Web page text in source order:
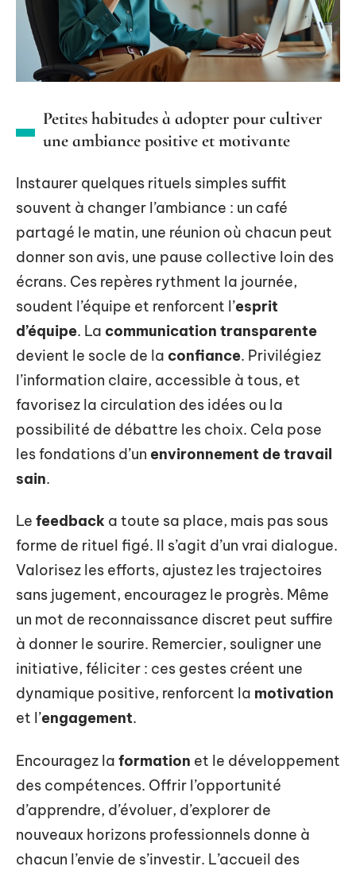
Petites habitudes à adopter pour cultiver
une ambiance positive et motivante
Instaurer quelques rituels simples suffit
souvent à changer l’ambiance : un café
partagé le matin, une réunion où chacun peut
donner son avis, une pause collective loin des
écrans. Ces repères rythment la journée,
soudent l’équipe et renforcent l’esprit
d’équipe. La communication transparente
devient le socle de la confiance. Privilégiez
l’information claire, accessible à tous, et
favorisez la circulation des idées ou la
possibilité de débattre les choix. Cela pose
les fondations d’un environnement de travail
sain.
Le feedback a toute sa place, mais pas sous
forme de rituel figé. Il s’agit d’un vrai dialogue.
Valorisez les efforts, ajustez les trajectoires
sans jugement, encouragez le progrès. Même
un mot de reconnaissance discret peut suffire
à donner le sourire. Remercier, souligner une
initiative, féliciter : ces gestes créent une
dynamique positive, renforcent la motivation
et l’engagement.
Encouragez la formation et le développement
des compétences. Offrir l’opportunité
d’apprendre, d’évoluer, d’explorer de
nouveaux horizons professionnels donne à
chacun l’envie de s’investir. L’accueil des